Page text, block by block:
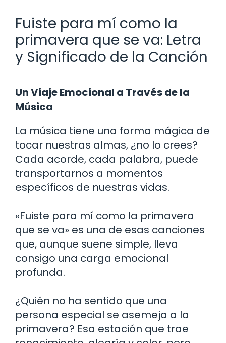
Fuiste para mí como la
primavera que se va: Letra
y Significado de la Canción
Un Viaje Emocional a Través de la
Música
La música tiene una forma mágica de
tocar nuestras almas, ¿no lo crees?
Cada acorde, cada palabra, puede
transportarnos a momentos
específicos de nuestras vidas.
«Fuiste para mí como la primavera
que se va» es una de esas canciones
que, aunque suene simple, lleva
consigo una carga emocional
profunda.
¿Quién no ha sentido que una
persona especial se asemeja a la
primavera? Esa estación que trae